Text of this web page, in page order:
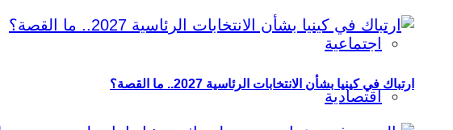
اجتماعية
اقتصادية
ارتباك في كينيا بشأن الانتخابات الرئاسية 2027.. ما القصة؟